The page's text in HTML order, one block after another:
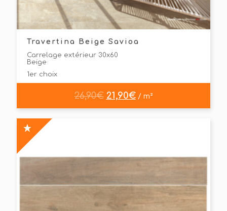
Travertina Beige Savioa
Carrelage extérieur 30x60
Beige
1er choix
26,90€ 21,90€/ m²